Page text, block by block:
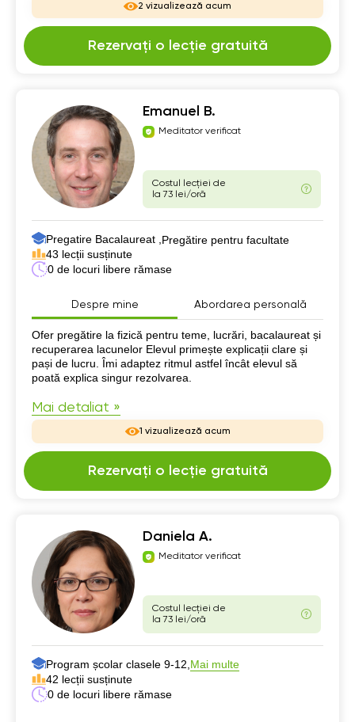
2 vizualizează acum
Rezervați o lecție gratuită
Emanuel B.
Meditator verificat
Costul lecției de
la 73 lei/oră
Pregatire Bacalaureat , Pregătire pentru facultate
43 lecții susținute
0 de locuri libere rămase
Despre mine Abordarea personală
Despre mine
Ofer pregătire la fizică pentru teme, lucrări, bacalaureat și
recuperarea lacunelor Elevul primește explicații clare și
pași de lucru. Îmi adaptez ritmul astfel încât elevul să
poată explica singur rezolvarea.
Mai detaliat »
1 vizualizează acum
Rezervați o lecție gratuită
Daniela A.
Meditator verificat
Costul lecției de
la 73 lei/oră
Program școlar clasele 9-12, Mai multe
42 lecții susținute
0 de locuri libere rămase